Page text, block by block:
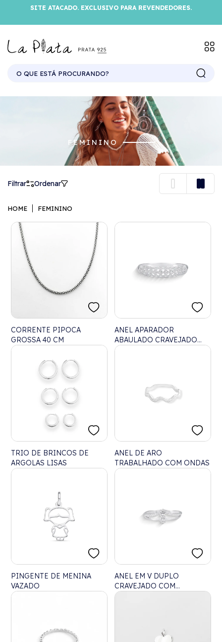
SITE ATACADO. EXCLUSIVO PARA REVENDEDORES.
FEMININO
Filtrar Ordenar
HOME FEMININO
CORRENTE PIPOCA
GROSSA 40 CM
ANEL APARADOR
ABAULADO CRAVEJADO
COM DETALHES VAZADOS
TRIO DE BRINCOS DE
ARGOLAS LISAS
ANEL DE ARO
TRABALHADO COM ONDAS
PINGENTE DE MENINA
VAZADO
ANEL EM V DUPLO
CRAVEJADO COM
ZIRCÔNIAS